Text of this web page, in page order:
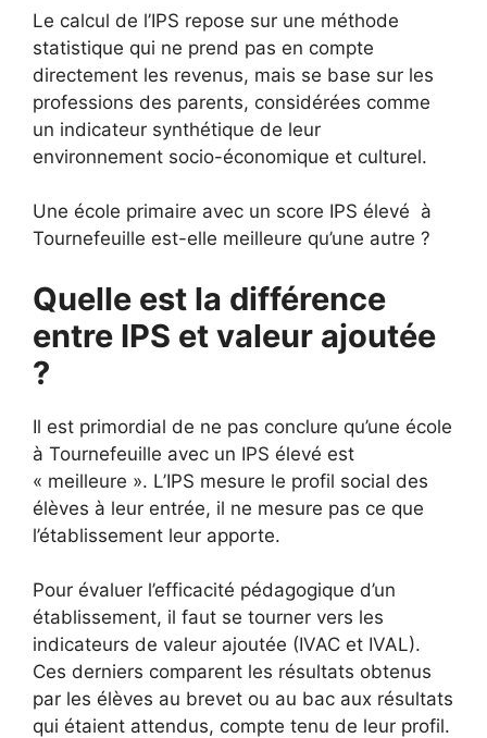
Le calcul de l’IPS repose sur une méthode
statistique qui ne prend pas en compte
directement les revenus, mais se base sur les
professions des parents, considérées comme
un indicateur synthétique de leur
environnement socio-économique et culturel.
Une école primaire avec un score IPS élevé à
Tournefeuille est-elle meilleure qu’une autre ?
Quelle est la différence
entre IPS et valeur ajoutée
?
Il est primordial de ne pas conclure qu’une école
à Tournefeuille avec un IPS élevé est
« meilleure ». L’IPS mesure le profil social des
élèves à leur entrée, il ne mesure pas ce que
l’établissement leur apporte.
Pour évaluer l’efficacité pédagogique d’un
établissement, il faut se tourner vers les
indicateurs de valeur ajoutée (IVAC et IVAL).
Ces derniers comparent les résultats obtenus
par les élèves au brevet ou au bac aux résultats
qui étaient attendus, compte tenu de leur profil.